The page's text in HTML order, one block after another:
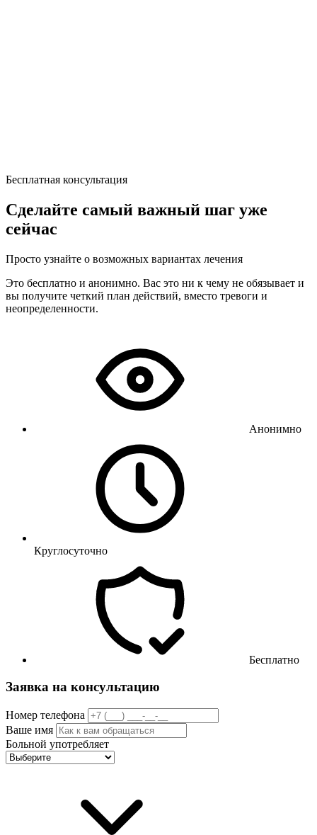
Бесплатная консультация
Сделайте самый важный шаг уже
сейчас
Просто узнайте о возможных вариантах лечения
Это бесплатно и анонимно. Вас это ни к чему не обязывает и
вы получите четкий план действий, вместо тревоги и
неопределенности.
Анонимно
Круглосуточно
Бесплатно
Заявка на консультацию
Номер телефона
Ваше имя
Больной употребляет